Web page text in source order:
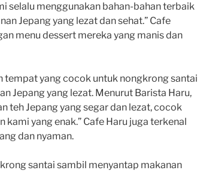
selalu menggunakan bahan-bahan terbaik
Jepang yang lezat dan sehat.” Cafe
menu dessert mereka yang manis dan
tempat yang cocok untuk nongkrong santai
Jepang yang lezat. Menurut Barista Haru,
teh Jepang yang segar dan lezat, cocok
kami yang enak.” Cafe Haru juga terkenal
dan nyaman.
santai sambil menyantap makanan